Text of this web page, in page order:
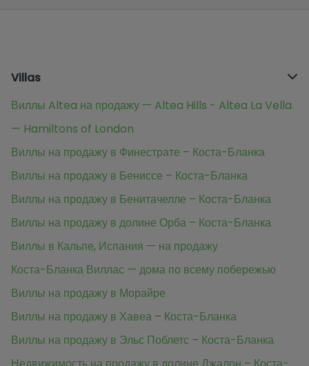
Villas
Виллы Altea на продажу — Altea Hills - Altea La Vella
— Hamiltons of London
Виллы на продажу в Финестрате – Коста-Бланка
Виллы на продажу в Бениссе – Коста-Бланка
Виллы на продажу в Бенитачелле – Коста-Бланка
Виллы на продажу в долине Орба – Коста-Бланка
Виллы в Кальпе, Испания — на продажу
Коста-Бланка Виллас — дома по всему побережью
Виллы на продажу в Морайре
Виллы на продажу в Хавеа – Коста-Бланка
Виллы на продажу в Эльс Поблетс – Коста-Бланка